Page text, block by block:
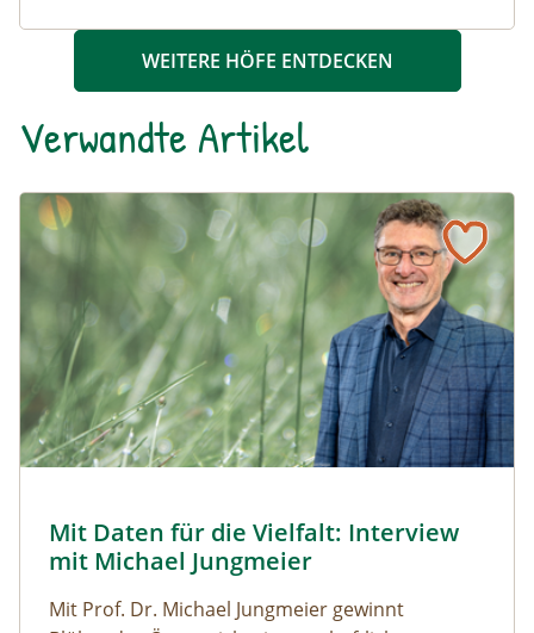
WEITERE HÖFE ENTDECKEN
Verwandte Artikel
Naturmagazin: Mit Daten für die Vielfalt: Interview mit
Naturmagazin: Mit Daten für die Vielfalt: Interview mit
Mit Daten für die Vielfalt: Interview
mit Michael Jungmeier
Mit Prof. Dr. Michael Jungmeier gewinnt
Mit Daten für die Vielfalt: Interview mit Michael Jungmeier